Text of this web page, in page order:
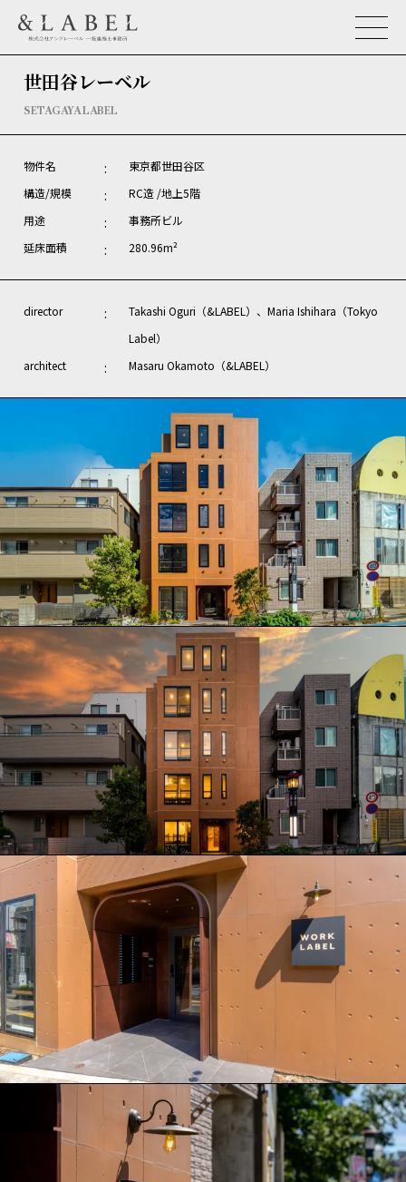
世田谷レーベル
SETAGAYA LABEL
物件名
東京都世田谷区
構造/規模
RC造 /地上5階
用途
事務所ビル
延床面積
280.96m²
director
Takashi Oguri（&LABEL）、Maria Ishihara（Tokyo
Label）
architect
Masaru Okamoto（&LABEL）